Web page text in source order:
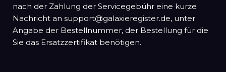
nach der Zahlung der Servicegebühr eine kurze
Nachricht an support@galaxieregister.de, unter
Angabe der Bestellnummer, der Bestellung für die
Sie das Ersatzzertifikat benötigen.